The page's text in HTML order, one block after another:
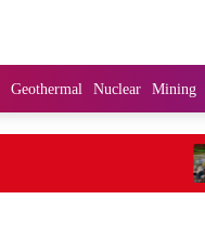
Geothermal Nuclear Mining